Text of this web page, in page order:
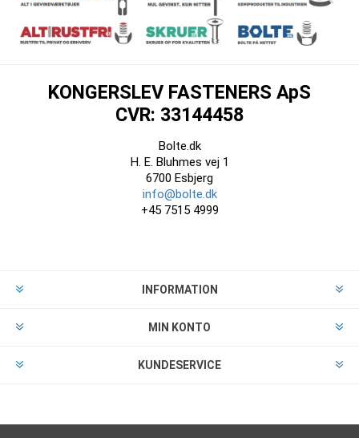
KONGERSLEV FASTENERS ApS
CVR: 33144458
Bolte.dk
H. E. Bluhmes vej 1
6700 Esbjerg
info@bolte.dk
+45 7515 4999
INFORMATION
MIN KONTO
KUNDESERVICE